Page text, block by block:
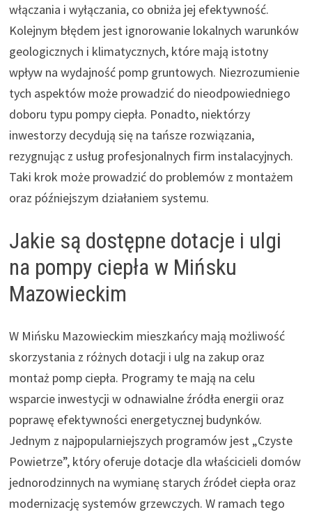
włączania i wyłączania, co obniża jej efektywność.
Kolejnym błędem jest ignorowanie lokalnych warunków
geologicznych i klimatycznych, które mają istotny
wpływ na wydajność pomp gruntowych. Niezrozumienie
tych aspektów może prowadzić do nieodpowiedniego
doboru typu pompy ciepła. Ponadto, niektórzy
inwestorzy decydują się na tańsze rozwiązania,
rezygnując z usług profesjonalnych firm instalacyjnych.
Taki krok może prowadzić do problemów z montażem
oraz późniejszym działaniem systemu.
Jakie są dostępne dotacje i ulgi
na pompy ciepła w Mińsku
Mazowieckim
W Mińsku Mazowieckim mieszkańcy mają możliwość
skorzystania z różnych dotacji i ulg na zakup oraz
montaż pomp ciepła. Programy te mają na celu
wsparcie inwestycji w odnawialne źródła energii oraz
poprawę efektywności energetycznej budynków.
Jednym z najpopularniejszych programów jest „Czyste
Powietrze”, który oferuje dotacje dla właścicieli domów
jednorodzinnych na wymianę starych źródeł ciepła oraz
modernizację systemów grzewczych. W ramach tego